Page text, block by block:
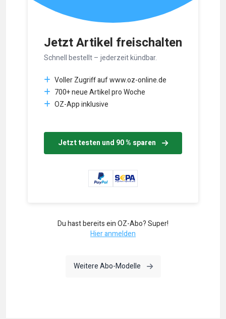
Jetzt Artikel freischalten
Schnell bestellt – jederzeit kündbar.
Voller Zugriff auf www.oz-online.de
700+ neue Artikel pro Woche
OZ-App inklusive
Jetzt testen und 90 % sparen
Du hast bereits ein OZ-Abo? Super!
Hier anmelden
Weitere Abo-Modelle